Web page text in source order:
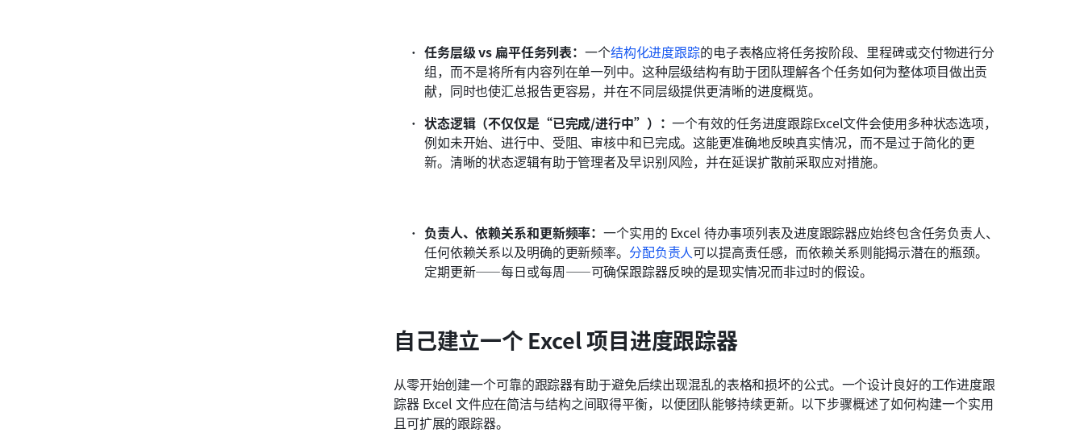
任务层级 vs 扁平任务列表：一个结构化进度跟踪的电子表格应将任务按阶段、里程碑或交付物进行分
组，而不是将所有内容列在单一列中。这种层级结构有助于团队理解各个任务如何为整体项目做出贡
献，同时也使汇总报告更容易，并在不同层级提供更清晰的进度概览。
状态逻辑（不仅仅是“已完成/进行中”）：一个有效的任务进度跟踪Excel文件会使用多种状态选项，
例如未开始、进行中、受阻、审核中和已完成。这能更准确地反映真实情况，而不是过于简化的更
新。清晰的状态逻辑有助于管理者及早识别风险，并在延误扩散前采取应对措施。
负责人、依赖关系和更新频率：一个实用的 Excel 待办事项列表及进度跟踪器应始终包含任务负责人、
任何依赖关系以及明确的更新频率。 分配负责人可以提高责任感，而依赖关系则能揭示潜在的瓶颈。
定期更新——每日或每周——可确保跟踪器反映的是现实情况而非过时的假设。
自己建立一个 Excel 项目进度跟踪器
从零开始创建一个可靠的跟踪器有助于避免后续出现混乱的表格和损坏的公式。一个设计良好的工作进度跟
踪器 Excel 文件应在简洁与结构之间取得平衡，以便团队能够持续更新。以下步骤概述了如何构建一个实用
且可扩展的跟踪器。